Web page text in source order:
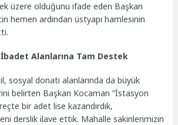
üzere olduğunu ifade eden Başkan
hemen ardından üstyapı hamlesinin
İbadet Alanlarına Tam Destek
sosyal donatı alanlarında da büyük
belirten Başkan Kocaman “İstasyon
bir adet lise kazandırdık,
derslik ilave ettik. Mahalle sakinlerimizin